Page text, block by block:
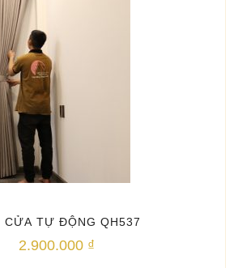
CỬA TỰ ĐỘNG QH537
2.900.000 ₫